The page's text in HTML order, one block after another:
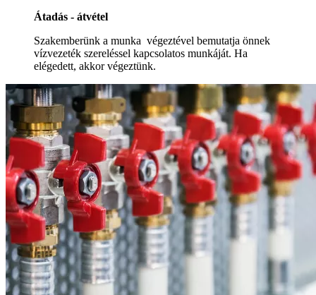
Átadás - átvétel
Szakemberünk a munka végeztével bemutatja önnek
vízvezeték szereléssel kapcsolatos munkáját. Ha
elégedett, akkor végeztünk.